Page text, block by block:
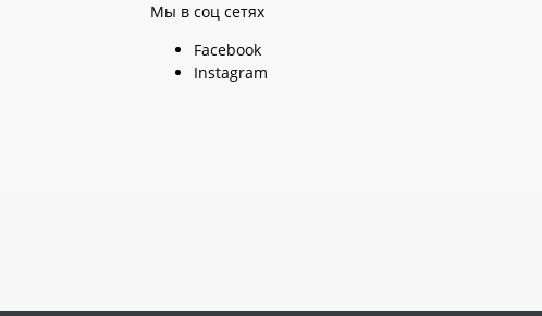
Мы в соц сетях
Facebook
Instagram